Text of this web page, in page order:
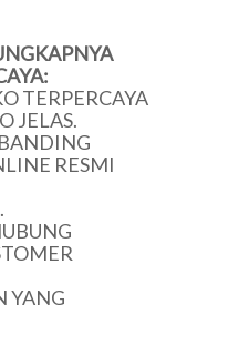
TERPERCAYA
JELAS.
RESMI
YANG